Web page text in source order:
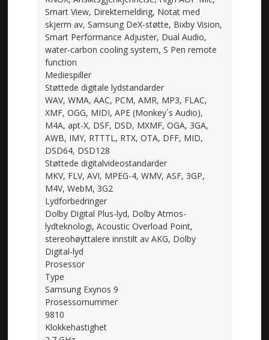
Smart View, Direktemelding, Notat med
skjerm av, Samsung DeX-støtte, Bixby Vision,
Smart Performance Adjuster, Dual Audio,
water-carbon cooling system, S Pen remote
function
Mediespiller
Støttede digitale lydstandarder
WAV, WMA, AAC, PCM, AMR, MP3, FLAC,
XMF, OGG, MIDI, APE (Monkey´s Audio),
M4A, apt-X, DSF, DSD, MXMF, OGA, 3GA,
AWB, IMY, RTTTL, RTX, OTA, DFF, MID,
DSD64, DSD128
Støttede digitalvideostandarder
MKV, FLV, AVI, MPEG-4, WMV, ASF, 3GP,
M4V, WebM, 3G2
Lydforbedringer
Dolby Digital Plus-lyd, Dolby Atmos-
lydteknologi, Acoustic Overload Point,
stereohøyttalere innstilt av AKG, Dolby
Digital-lyd
Prosessor
Type
Samsung Exynos 9
Prosessornummer
9810
Klokkehastighet